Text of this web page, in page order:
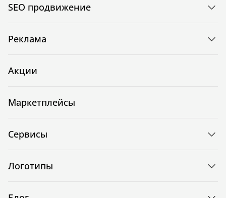
SEO продвижение
Реклама
Акции
Маркетплейсы
Сервисы
Логотипы